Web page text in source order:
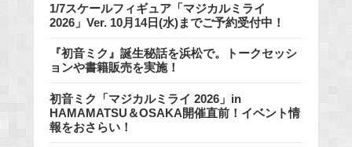
1/7スケールフィギュア「マジカルミライ
2026」Ver. 10月14日(水)までご予約受付中！
『初音ミク』誕生秘話を浜松で。トークセッシ
ョンや書籍販売を実施！
初音ミク「マジカルミライ 2026」in
HAMAMATSU＆OSAKA開催直前！イベント情
報をおさらい！